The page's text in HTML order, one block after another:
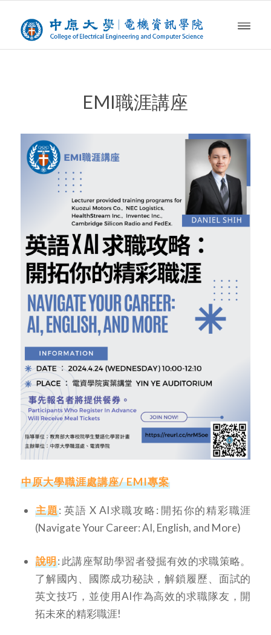
EMI職涯講座
中原大學職涯處講座/ EMI專案
主題: 英語 X AI求職攻略: 開拓你的精彩職涯
(Navigate Your Career: AI, English, and More)
說明: 此講座幫助學習者發掘有效的求職策略。
了解國內、國際成功秘訣，解鎖履歷、面試的
英文技巧，並使用AI作為高效的求職隊友，開
拓未來的精彩職涯!